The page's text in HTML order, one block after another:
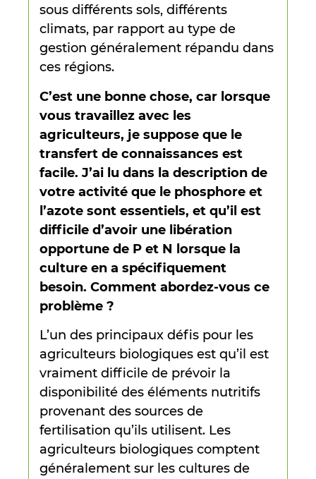
sous différents sols, différents
climats, par rapport au type de
gestion généralement répandu dans
ces régions.
C’est une bonne chose, car lorsque
vous travaillez avec les
agriculteurs, je suppose que le
transfert de connaissances est
facile. J’ai lu dans la description de
votre activité que le phosphore et
l’azote sont essentiels, et qu’il est
difficile d’avoir une libération
opportune de P et N lorsque la
culture en a spécifiquement
besoin. Comment abordez-vous ce
problème ?
L’un des principaux défis pour les
agriculteurs biologiques est qu’il est
vraiment difficile de prévoir la
disponibilité des éléments nutritifs
provenant des sources de
fertilisation qu’ils utilisent. Les
agriculteurs biologiques comptent
généralement sur les cultures de